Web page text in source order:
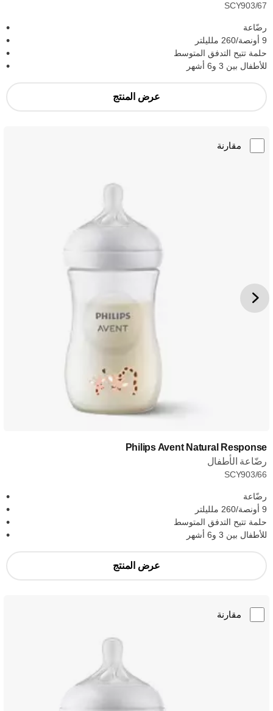
SCY903/67
رضّاعة
9 أونصة/260 ملليلتر
حلمة تتيح التدفق المتوسط
للأطفال بين 3 و6 أشهر
عرض المنتج
مقارنة
Philips Avent Natural Response
رضّاعة الأطفال
SCY903/66
رضّاعة
9 أونصة/260 ملليلتر
حلمة تتيح التدفق المتوسط
للأطفال بين 3 و6 أشهر
عرض المنتج
مقارنة